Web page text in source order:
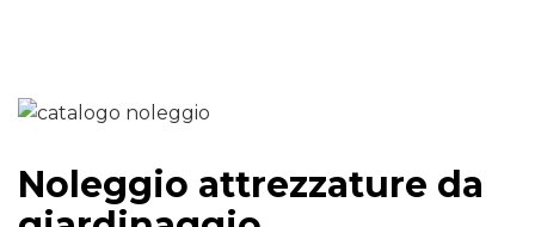
Noleggio attrezzature da